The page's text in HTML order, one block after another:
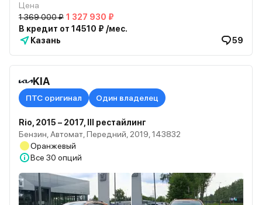
Цена
1 369 000 ₽ 1 327 930 ₽
В кредит от 14510 ₽ /мес.
Казань
59
KIA
ПТС оригинал Один владелец
Rio, 2015 – 2017, III рестайлинг
Бензин, Автомат, Передний, 2019, 143832
Оранжевый
Все 30 опций